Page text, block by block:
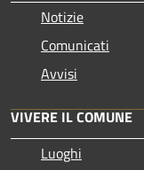
Notizie
Comunicati
Avvisi
VIVERE IL COMUNE
Luoghi